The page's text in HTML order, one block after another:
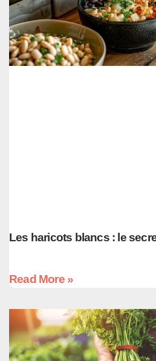
Les haricots blancs : le
Read More »